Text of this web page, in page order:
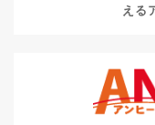
える